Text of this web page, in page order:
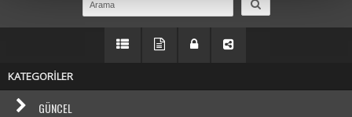
KATEGORİLER
GÜNCEL